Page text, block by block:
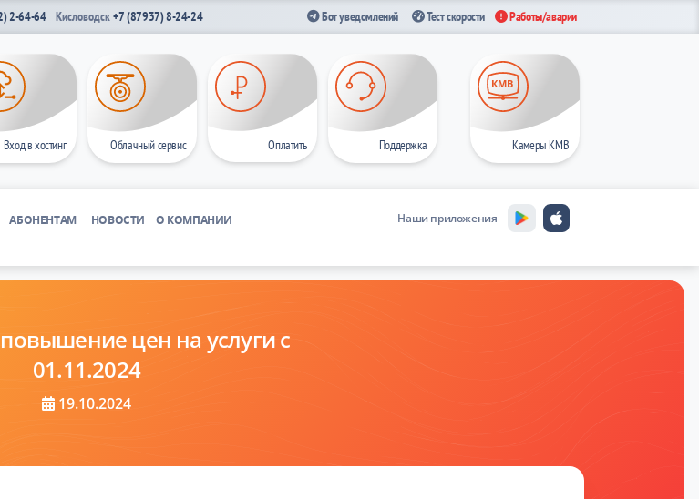
2-64-64 Кисловодск+7 (87937) 8-24-24 Бот уведомлений Тест скорости Работы/аварии
Вход в хостинг Облачный сервис Оплатить Поддержка Камеры КМВ
АБОНЕНТАМ НОВОСТИ
О КОМПАНИИ
Наши приложения
цен на услуги с
01.11.2024
19.10.2024